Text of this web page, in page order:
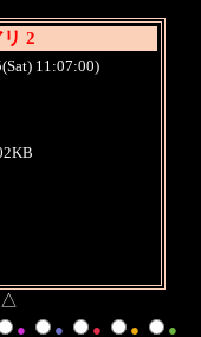
2
11:07:00)
△
● ● ● ●
●